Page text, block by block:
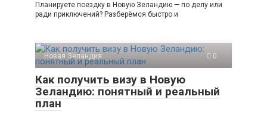
Планируете поездку в Новую Зеландию — по делу или
ради приключений? Разберёмся быстро и
Новая Зеландия 0
Как получить визу в Новую
Зеландию: понятный и реальный
план